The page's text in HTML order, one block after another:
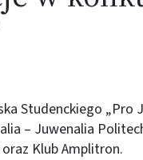
Studenckiego „Pro
– Juwenalia
oraz Klub Amplitron.